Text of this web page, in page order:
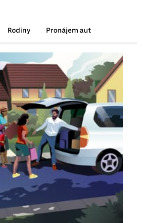
Rodiny Pronájem aut